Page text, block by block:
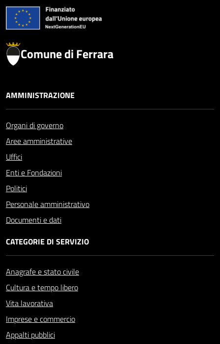
Comune di Ferrara
AMMINISTRAZIONE
Organi di governo
Aree amministrative
Uffici
Enti e Fondazioni
Politici
Personale amministrativo
Documenti e dati
CATEGORIE DI SERVIZIO
Anagrafe e stato civile
Cultura e tempo libero
Vita lavorativa
Imprese e commercio
Appalti pubblici